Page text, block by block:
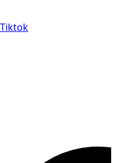
Tiktok